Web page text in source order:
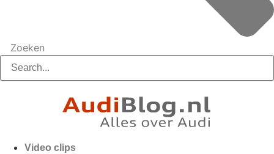
Zoeken
Video clips